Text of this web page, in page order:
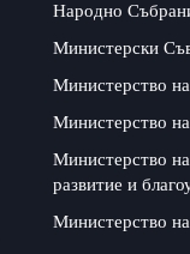
Народно
Министерски
Министерство
Министерство
Министерство
развитие и
Министерство